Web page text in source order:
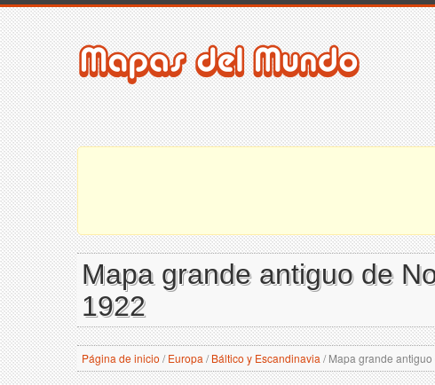
Mapa grande antiguo de
1922
Página de inicio / Europa / Báltico y Escandinavia /Mapa grande antiguo